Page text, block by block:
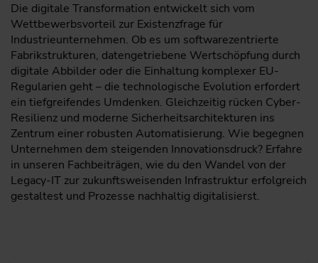
Die digitale Transformation entwickelt sich vom
Wettbewerbsvorteil zur Existenzfrage für
Industrieunternehmen. Ob es um softwarezentrierte
Fabrikstrukturen, datengetriebene Wertschöpfung durch
digitale Abbilder oder die Einhaltung komplexer EU-
Regularien geht – die technologische Evolution erfordert
ein tiefgreifendes Umdenken. Gleichzeitig rücken Cyber-
Resilienz und moderne Sicherheitsarchitekturen ins
Zentrum einer robusten Automatisierung. Wie begegnen
Unternehmen dem steigenden Innovationsdruck? Erfahre
in unseren Fachbeiträgen, wie du den Wandel von der
Legacy-IT zur zukunftsweisenden Infrastruktur erfolgreich
gestaltest und Prozesse nachhaltig digitalisierst.